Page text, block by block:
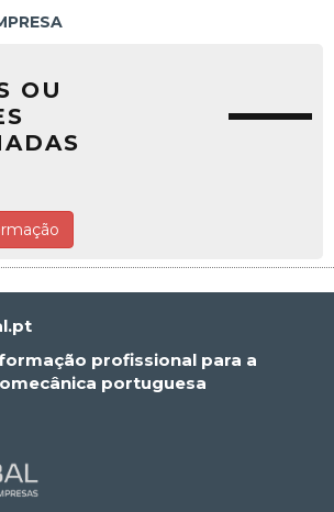
OU
profissional para a
portuguesa